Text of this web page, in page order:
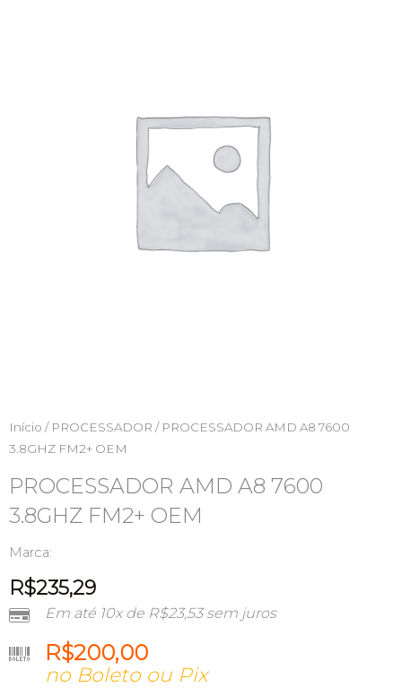
Início / PROCESSADOR / PROCESSADOR AMD A8 7600
3.8GHZ FM2+ OEM
PROCESSADOR AMD A8 7600
3.8GHZ FM2+ OEM
Marca:
R$235,29
Em até 10x de R$23,53sem juros
R$200,00
no Boleto ou Pix